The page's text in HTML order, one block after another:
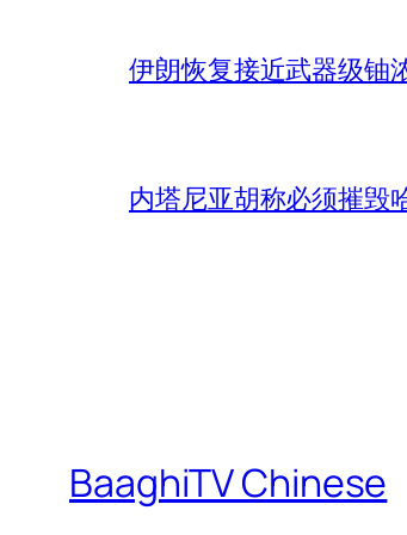
伊朗恢复接近武器级铀
内塔尼亚胡称必须摧毁
BaaghiTV Chinese